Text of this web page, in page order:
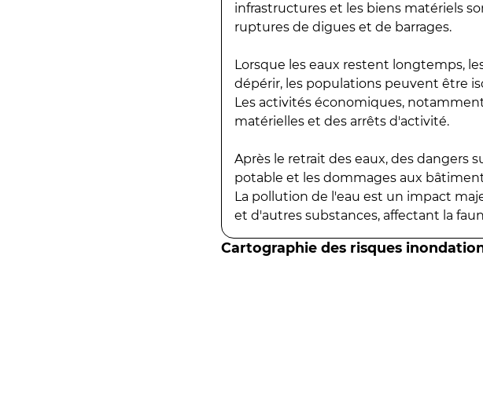
infrastructures et les biens matériels
ruptures de digues et de barrages.
Lorsque les eaux restent longtemps,
dépérir, les populations peuvent être
Les activités économiques,
matérielles et des arrêts d'activité.
Après le retrait des eaux, des dangers
potable et les dommages aux
La pollution de l'eau est un impact
et d'autres substances, affectant la
Cartographie des risques